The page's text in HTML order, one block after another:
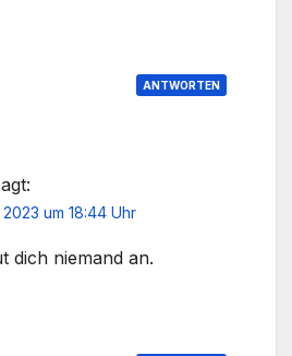
ANTWORTEN
um 18:44 Uhr
dich niemand an.